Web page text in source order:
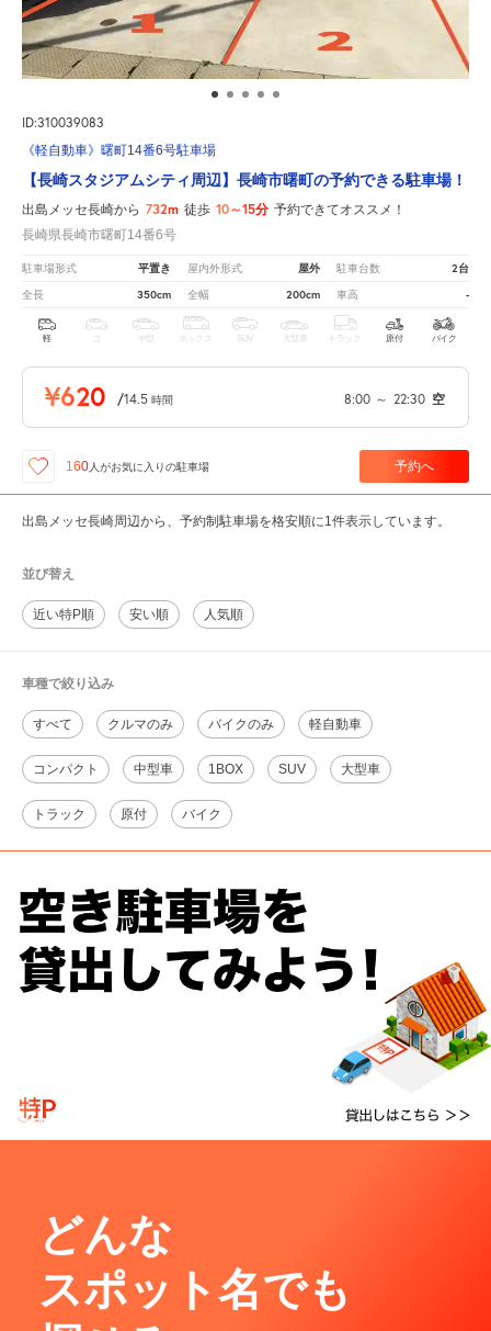
ID:310039083
《軽自動車》曙町14番6号駐車場
【長崎スタジアムシティ周辺】長崎市曙町の予約できる駐車場！
出島メッセ長崎から 732m 徒歩 10～15分 予約できてオススメ！
長崎県長崎市曙町14番6号
駐車場形式 平置き 屋内外形式 屋外 駐車台数 2台
全長 350cm 全幅 200cm 車高 -
軽 中型 ボックス SUV 大型車 トラック 原付 バイク
¥620 /14.5 時間 8:00 ～ 22:30 空
160人がお気に入りの駐車場 予約へ
出島メッセ長崎周辺から、予約制駐車場を格安順に1件表示しています。
並び替え
近い特P順 安い順 人気順
車種で絞り込み
すべて クルマのみ バイクのみ 軽自動車
コンパクト 中型車 1BOX SUV 大型車
トラック 原付 バイク
どんな
スポット名でも